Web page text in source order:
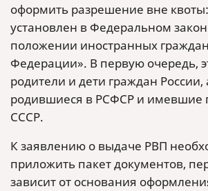
оформить разрешение вне
установлен в Федеральном
положении иностранных
Федерации». В первую очередь,
родители и дети граждан России,
родившиеся в РСФСР и имевшие
СССР.
К заявлению о выдаче РВП
приложить пакет документов,
зависит от основания